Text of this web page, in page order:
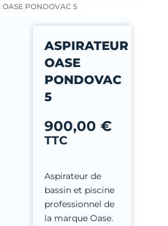
PONDOVAC 5
ASPIRATEUR
OASE
PONDOVAC
5
900,00 €
TTC
Aspirateur de
bassin et piscine
professionnel de
la marque Oase.